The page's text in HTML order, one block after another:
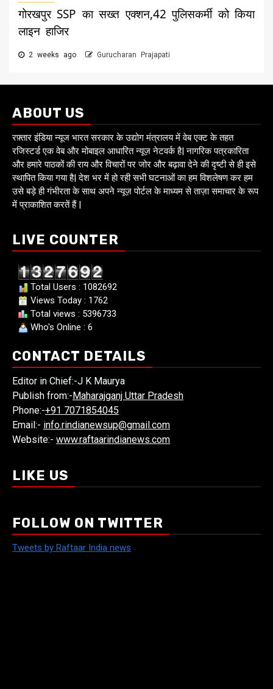
गोरखपुर SSP का सख्त एक्शन,42 पुलिसकर्मी को किया
लाइन हाजिर
2 weeks ago Gurucharan Prajapati
ABOUT US
रफ़्तार इंडिया न्यूज भारत सरकार के उद्योग मंत्रालय में वेब एक्ट के तहत
रजिस्टर्ड एक वेब और मोबाइल आधारित न्यूज़ नेटवर्क है| नागरिक पत्रकारिता
और हमारे पाठकों की राय और विचारों पर जोर और बढ़ावा देने की दृष्टी से ही इसे
स्थापित किया गया है| देश भर में हो रही सभी घटनाओं का हम विशलेषण कर हम
उसे बड़े ही गंभीरता के साथ अपने न्यूज़ पोर्टल के माध्यम से ताज़ा समाचार के रूप
में प्राकाशित करतें हैं |
LIVE COUNTER
Total Users : 1082692
Views Today : 1762
Total views : 5396733
Who's Online : 6
CONTACT DETAILS
Editor in Chief:-J K Maurya
Publish from:-Maharajganj Uttar Pradesh
Phone:-+91 7071854045
Email:- info.rindianewsup@gmail.com
Website:- www.raftaarindianews.com
LIKE US
FOLLOW ON TWITTER
Tweets by Raftaar India news